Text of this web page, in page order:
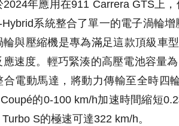
2024年應用在911 Carrera GTS上
Hybrid系統整合了單一的電子渦輪
輪與壓縮機是專為滿足這款頂級車
應速度。輕巧緊湊的高壓電池容量
合電動馬達，將動力傳輸至全時四
的0-100 km/h加速時間縮短
S的極速可達322 km/h。